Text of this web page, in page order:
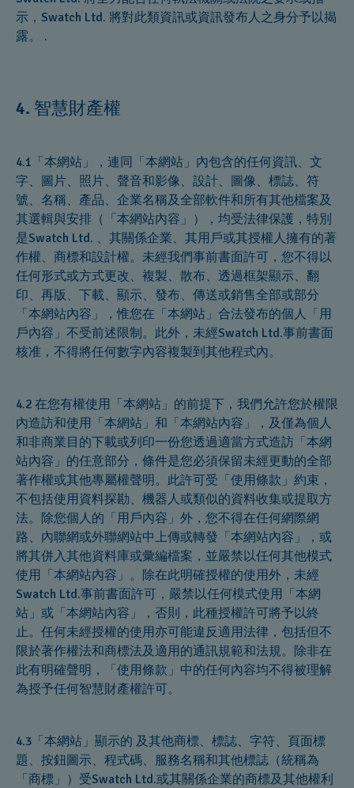
示，Swatch Ltd. 將對此類資訊或資訊發布人之身分予以揭
露。 .
4. 智慧財產權
4.1「本網站」，連同「本網站」內包含的任何資訊、文
字、圖片、照片、聲音和影像、設計、圖像、標誌、符
號、名稱、產品、企業名稱及全部軟件和所有其他檔案及
其選輯與安排（「本網站內容」），均受法律保護，特別
是Swatch Ltd. 、其關係企業、其用戶或其授權人擁有的著
作權、商標和設計權。未經我們事前書面許可，您不得以
任何形式或方式更改、複製、散布、透過框架顯示、翻
印、再版、下載、顯示、發布、傳送或銷售全部或部分
「本網站內容」，惟您在「本網站」合法發布的個人「用
戶內容」不受前述限制。此外，未經Swatch Ltd.事前書面
核准，不得將任何數字內容複製到其他程式內。
4.2 在您有權使用「本網站」的前提下，我們允許您於權限
內造訪和使用「本網站」和「本網站內容」，及僅為個人
和非商業目的下載或列印一份您透過適當方式造訪「本網
站內容」的任意部分，條件是您必須保留未經更動的全部
著作權或其他專屬權聲明。此許可受「使用條款」約束，
不包括使用資料探勘、機器人或類似的資料收集或提取方
法。除您個人的「用戶內容」外，您不得在任何網際網
路、內聯網或外聯網站中上傳或轉發「本網站內容」，或
將其併入其他資料庫或彙編檔案，並嚴禁以任何其他模式
使用「本網站內容」。除在此明確授權的使用外，未經
Swatch Ltd.事前書面許可，嚴禁以任何模式使用「本網
站」或「本網站內容」，否則，此種授權許可將予以終
止。任何未經授權的使用亦可能違反適用法律，包括但不
限於著作權法和商標法及適用的通訊規範和法規。除非在
此有明確聲明，「使用條款」中的任何內容均不得被理解
為授予任何智慧財產權許可。
4.3「本網站」顯示的 及其他商標、標誌、字符、頁面標
題、按鈕圖示、程式碼、服務名稱和其他標誌（統稱為
「商標」）受Swatch Ltd.或其關係企業的商標及其他權利